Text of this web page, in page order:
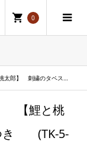
0
ペストリーつき (TK-5-S38)
【鯉と桃
き (TK-5-